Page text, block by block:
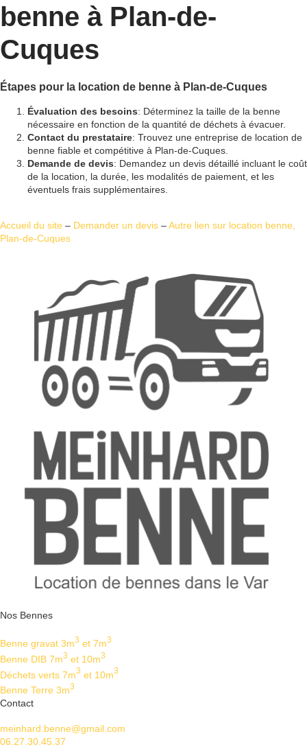
benne à Plan-de-
Cuques
Étapes pour la location de benne à Plan-de-Cuques
Évaluation des besoins: Déterminez la taille de la benne
nécessaire en fonction de la quantité de déchets à évacuer.
Contact du prestataire: Trouvez une entreprise de location de
benne fiable et compétitive à Plan-de-Cuques.
Demande de devis: Demandez un devis détaillé incluant le coût
de la location, la durée, les modalités de paiement, et les
éventuels frais supplémentaires.
Accueil du site – Demander un devis –Autre lien sur location benne,
Plan‑de‑Cuques
Nos Bennes
Benne gravat 3m3 et 7m3
Benne DIB 7m3 et 10m3
Déchets verts 7m3 et 10m3
Benne Terre 3m3
Contact
meinhard.benne@gmail.com
06.27.30.45.37